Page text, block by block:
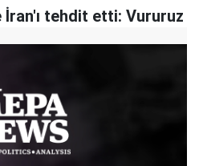
İran'ı tehdit etti: Vururuz